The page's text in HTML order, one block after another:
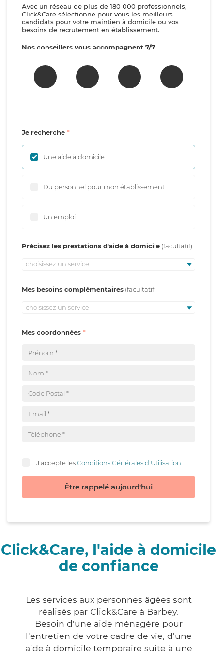
Avec un réseau de plus de 180 000 professionnels,
Click&Care sélectionne pour vous les meilleurs
candidats pour votre maintien à domicile ou vos
besoins de recrutement en établissement.
Nos conseillers vous accompagnent 7/7
Je recherche
Une aide à domicile
Du personnel pour mon établissement
Un emploi
Précisez les prestations d'aide à domicile
choisissez un service
Mes besoins complémentaires
choisissez un service
Mes coordonnées
J'accepte lesConditions Générales d'Utilisation
Être rappelé aujourd'hui
Click&Care, l'aide à domicile
de confiance
Les services aux personnes âgées sont
réalisés par Click&Care à Barbey.
Besoin d'une aide ménagère pour
l'entretien de votre cadre de vie, d'une
aide à domicile temporaire suite à une